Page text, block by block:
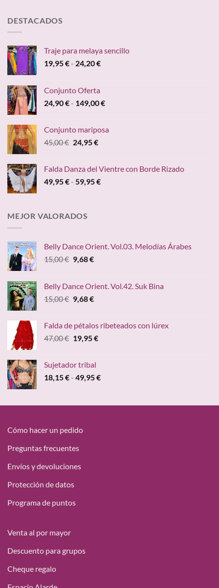
DESTACADOS
Traje para melaya sencillo
19,95€- 24,20€Rango
19,95 €
Conjunto Oferta
24,90€- 149,00€Rango
desde
149,00 €
Conjunto mariposa
45,00€ El
era:
45,00 €.
24,95€El
es:
24,95 €.
Falda Danza del Vientre con Borde Rizado
49,95€- 59,95€Rango
59,95 €
MEJOR VALORADOS
Belly Dance Orient. Vol.03. Melodías Árabes
15,00€ El
era:
15,00 €.
9,68€El
es:
9,68 €.
Belly Dance Orient. Vol.42. Suk Bina
15,00€ El
era:
15,00 €.
9,68€El
es:
9,68 €.
Falda de pétalos ribeteados con lúrex
47,00€ El
era:
47,00 €.
19,95€El
19,95 €.
Sujetador tribal
18,15€- 49,95€Rango
desde
Cómo hacer un pedido
Preguntas frecuentes
Envíos y devoluciones
Protección de datos
Programa de puntos
Venta al por mayor
Descuento para grupos
Cheque regalo